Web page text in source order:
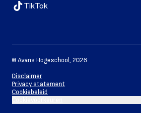
TikTok
© Avans Hogeschool ,2026
Disclaimer
Privacy statement
Cookiebeleid